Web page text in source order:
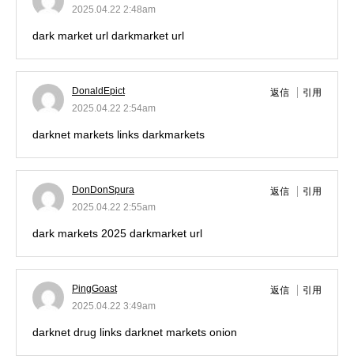
2025.04.22 2:48am
dark market url darkmarket url
DonaldEpict
2025.04.22 2:54am
返信 引用
darknet markets links darkmarkets
DonDonSpura
2025.04.22 2:55am
返信 引用
dark markets 2025 darkmarket url
PingGoast
2025.04.22 3:49am
返信 引用
darknet drug links darknet markets onion